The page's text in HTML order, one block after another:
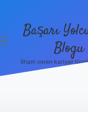
Başarı
Blogu
İlham veren kariyer